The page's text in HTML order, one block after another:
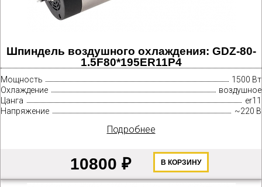
Шпиндель воздушного охлаждения: GDZ-80-
1.5F80*195ER11P4
Мощность
1500 Вт
Охлаждение
воздушное
Цанга
er11
Напряжение
~220 В
Подробнее
10800 ₽ В КОРЗИНУ